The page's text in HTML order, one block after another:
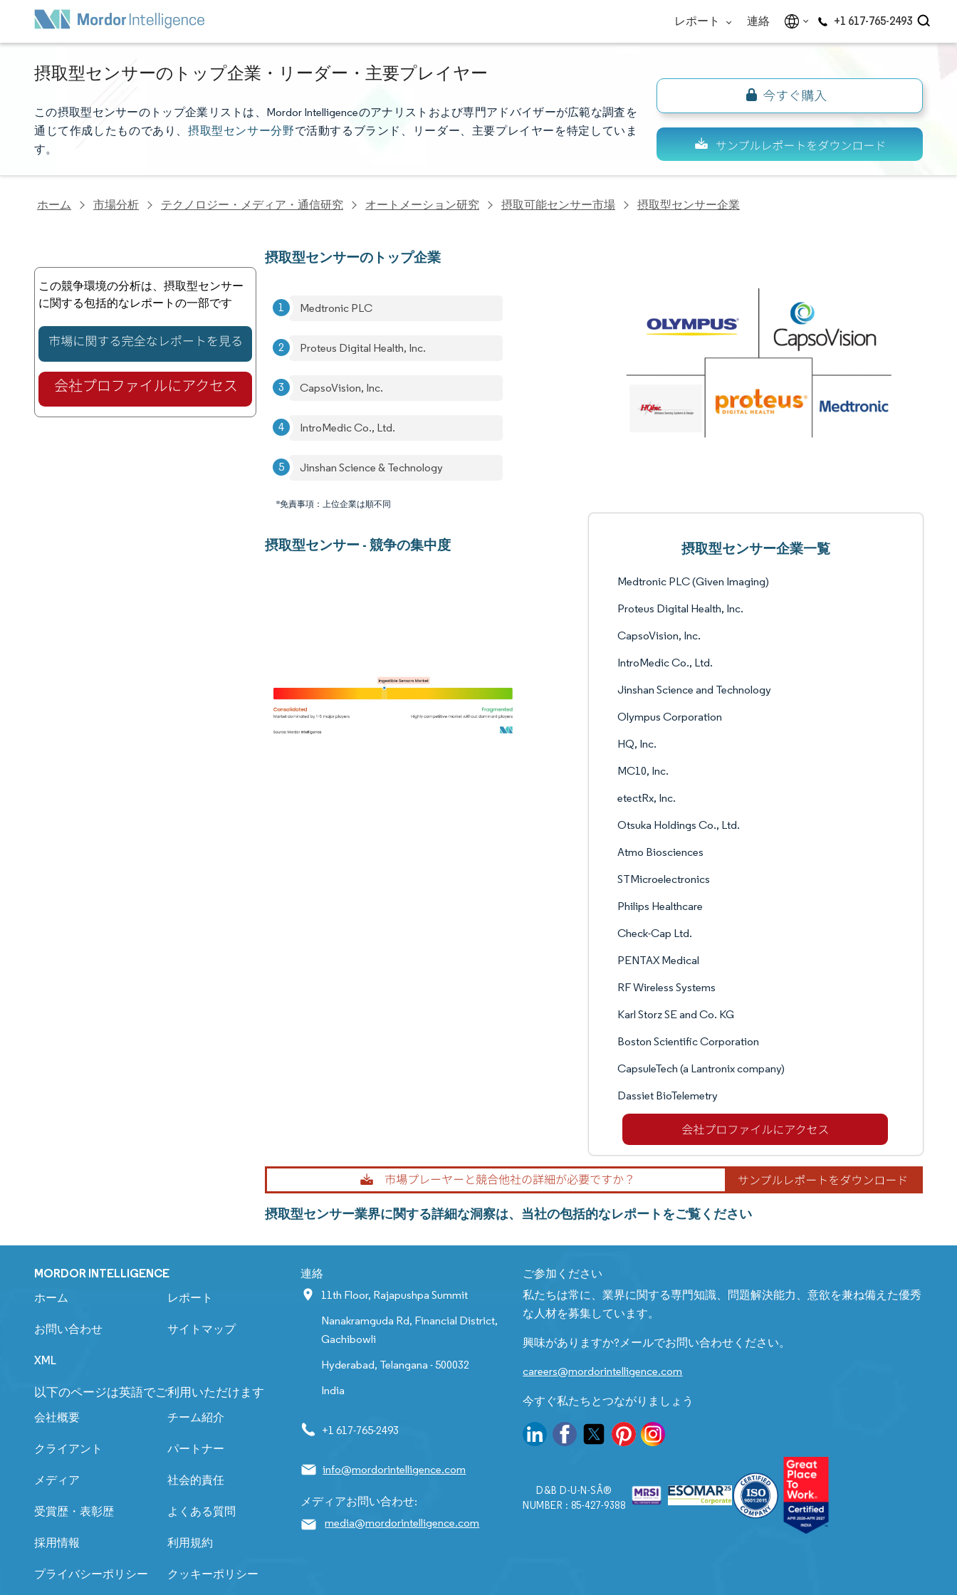
レポート 連絡 +1 617-765-2493
摂取型センサーのトップ企業・リーダー・主要プレイヤー
この摂取型センサーのトップ企業リストは、Mordor Intelligenceのアナリストおよび専門アドバイザーが広範な調査を
通じて作成したものであり、 摂取型センサー分野で活動するブランド、リーダー、主要プレイヤーを特定していま
す。
ホーム 市場分析 テクノロジー・メディア・通信研究 オートメーション研究 摂取可能センサー市場 摂取型センサー企業
この競争環境の分析は、摂取型センサー
に関する包括的なレポートの一部です
摂取型センサーのトップ企業
Medtronic PLC
Proteus Digital Health, Inc.
CapsoVision, Inc.
IntroMedic Co., Ltd.
Jinshan Science & Technology
*免責事項：上位企業は順不同
摂取型センサー - 競争の集中度 摂取型センサー企業一覧
Medtronic PLC (Given Imaging)
Proteus Digital Health, Inc.
CapsoVision, Inc.
IntroMedic Co., Ltd.
Jinshan Science and Technology
Olympus Corporation
HQ, Inc.
MC10, Inc.
etectRx, Inc.
Otsuka Holdings Co., Ltd.
Atmo Biosciences
STMicroelectronics
Philips Healthcare
Check-Cap Ltd.
PENTAX Medical
RF Wireless Systems
Karl Storz SE and Co. KG
Boston Scientific Corporation
CapsuleTech (a Lantronix company)
Dassiet BioTelemetry
摂取型センサー業界に関する詳細な洞察は、当社の包括的なレポートをご覧ください
MORDOR INTELLIGENCE
ホーム レポート
お問い合わせ サイトマップ
XML
以下のページは英語でご利用いただけます
会社概要 チーム紹介
クライアント パートナー
メディア 社会的責任
受賞歴・表彰歴 よくある質問
採用情報 利用規約
プライバシーポリシー クッキーポリシー
連絡
11th Floor, Rajapushpa Summit
Nanakramguda Rd, Financial District,
Gachibowli
Hyderabad, Telangana - 500032
India
+1 617-765-2493
info@mordorintelligence.com
メディアお問い合わせ:
media@mordorintelligence.com
ご参加ください
私たちは常に、業界に関する専門知識、問題解決能力、意欲を兼ね備えた優秀
な人材を募集しています。
興味がありますか?メールでお問い合わせください。
careers@mordorintelligence.com
今すぐ私たちとつながりましょう
D&B D-U-N-SÂ®
NUMBER : 85-427-9388